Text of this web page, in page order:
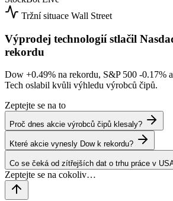
Tržní situace Wall Street
Výprodej technologií stlačil
rekordu
Dow +0.49% na rekordu, S&P 500 -0.17%
Tech oslabil kvůli výhledu výrobců čipů.
Zeptejte se na to
Proč dnes akcie výrobců čipů klesaly?
Které akcie vynesly Dow k rekordu?
Co se čeká od zítřejších dat o trhu práce v